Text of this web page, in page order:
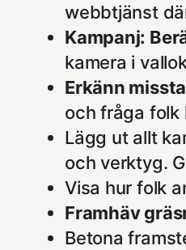
webbtjänst
Kampanj:
kamera i
Erkänn
och fråga folk
Lägg ut allt
och verktyg.
Visa hur folk
Framhäv
Betona